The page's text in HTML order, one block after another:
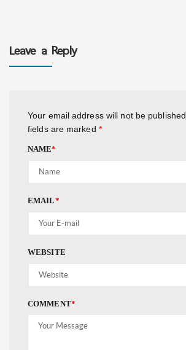
Leave a Reply
Your email address will not be published.
fields are marked *
NAME*
EMAIL*
WEBSITE
COMMENT*